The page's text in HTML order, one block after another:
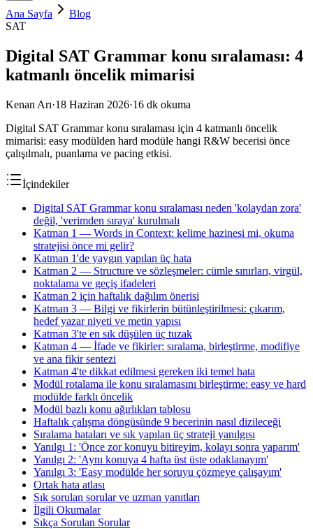
Ana Sayfa
Blog
SAT
Digital SAT Grammar konu sıralaması: 4
katmanlı öncelik mimarisi
Kenan Arı·18 Haziran 2026·16 dk okuma
Digital SAT Grammar konu sıralaması için 4 katmanlı öncelik
mimarisi: easy modülden hard modüle hangi R&W becerisi önce
çalışılmalı, puanlama ve pacing etkisi.
İçindekiler
Digital SAT Grammar konu sıralaması neden 'kolaydan zora'
değil, 'verimden sıraya' kurulmalı
Katman 1 — Words in Context: kelime hazinesi mi, okuma
stratejisi önce mi gelir?
Katman 1'de yaygın yapılan üç hata
Katman 2 — Structure ve sözleşmeler: cümle sınırları, virgül,
noktalama ve geçiş ifadeleri
Katman 2 için haftalık dağılım önerisi
Katman 3 — Bilgi ve fikirlerin bütünleştirilmesi: çıkarım,
hedef yazar niyeti ve metin yapısı
Katman 3'te en sık düşülen üç tuzak
Katman 4 — İfade ve fikirler: sıralama, birleştirme, modifiye
ve ana fikir sentezi
Katman 4'te dikkat edilmesi gereken iki temel hata
Modül rotalama ile konu sıralamasını birleştirme: easy ve hard
modülde farklı öncelik
Modül bazlı konu ağırlıkları tablosu
Haftalık çalışma döngüsünde 9 becerinin nasıl dizileceği
Sıralama hataları ve sık yapılan üç strateji yanılgısı
Yanılgı 1: 'Önce zor konuyu bitireyim, kolayı sonra yaparım'
Yanılgı 2: 'Aynı konuya 4 hafta üst üste odaklanayım'
Yanılgı 3: 'Easy modülde her soruyu çözmeye çalışayım'
Ortak hata atlası
Sık sorulan sorular ve uzman yanıtları
İlgili Okumalar
Sıkça Sorulan Sorular